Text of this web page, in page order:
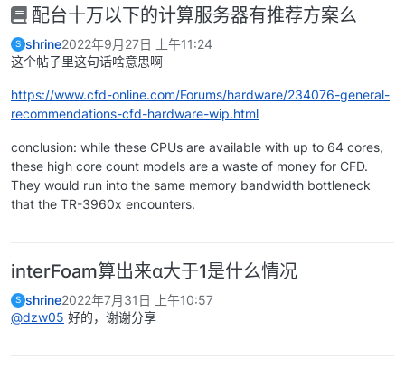
配台十万以下的计算服务器有推荐方案么
S shrine2022年9月27日 上午11:24
这个帖子里这句话啥意思啊
https://www.cfd-online.com/Forums/hardware/234076-general-
recommendations-cfd-hardware-wip.html
conclusion: while these CPUs are available with up to 64 cores,
these high core count models are a waste of money for CFD.
They would run into the same memory bandwidth bottleneck
that the TR-3960x encounters.
interFoam算出来α大于1是什么情况
S shrine2022年7月31日 上午10:57
@dzw05 好的，谢谢分享